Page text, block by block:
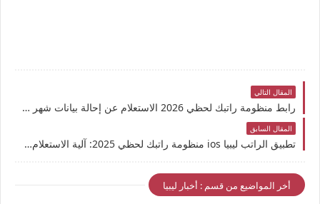
المقال التالي
رابط منظومة راتبك لحظي 2026 الاستعلام عن إحالة بيانات شهر ديسمبر من وزارة المالية إلى المصرف المركزي
المقال السابق
تطبيق الراتب ليبيا ios منظومة راتبك لحظي 2025: آلية الاستعلام عن جدول حالة الإحالة لشهر ديسمبر
أخر المواضيع من قسم : أخبار ليبيا